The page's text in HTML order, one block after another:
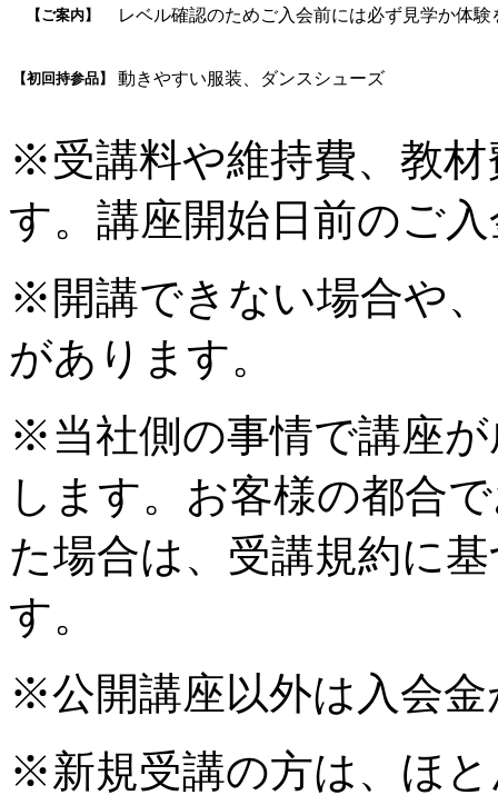
【ご案内】 レベル確認のためご入会前には必ず見学か体
【初回持参品】 動きやすい服装、ダンスシューズ
※受講料や維持費、教
す。講座開始日前のご
※開講できない場合や
があります。
※当社側の事情で講座
します。お客様の都合
た場合は、受講規約に
す。
※公開講座以外は入会
※新規受講の方は、ほ